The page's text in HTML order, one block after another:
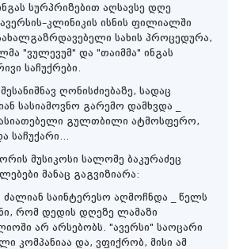
სურპრიზებით აღსავსე დღე
ისნის ფილიალში
სახის პროცედურა,
"ვულევუმ" და "თაიმმა" ინგას
საჩუქრები.
ღონისძიებაზე, სადაც
სასიამოვნო გარემო დამხვდა _
გულთბილი ატმოსფერო,
საჩუქარი...
მუსიკოსი სალომე ბაკურაძეც
მანაც გაგვიზიარა:
ძალიან საინტერესო აღმოჩნდა _ წელს
რომ დედის დღეზე ლამაზი
არ არსებობს. "ავერსი" საოცარი
კომპანიაა და, ვფიქრობ, მისი ამ